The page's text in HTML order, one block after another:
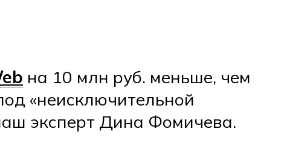
на 10 млн руб. меньше, чем
«неисключительной
эксперт Дина Фомичева.